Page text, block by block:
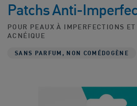
avis.
Lien
sur
la
Patchs Anti-
POUR PEAUX À IMPERFECTIONS
ACNÉIQUE
SANS PARFUM, NON COMÉDOGÈNE